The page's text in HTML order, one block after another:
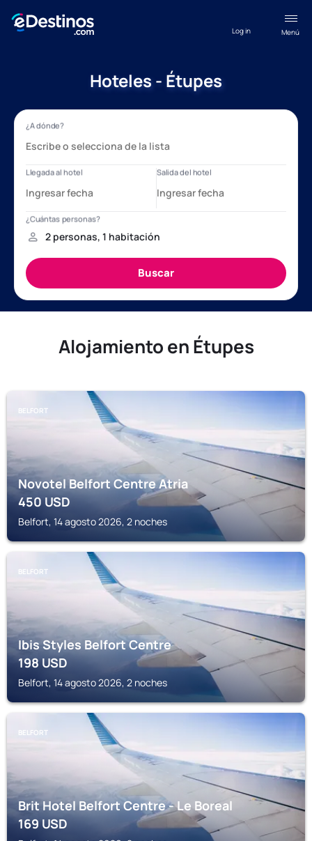
Menú
Log in
Hoteles - Étupes
Alojamiento en Étupes
BELFORT
Novotel Belfort Centre Atria
450USD
Belfort, 14 agosto 2026, 2 noches
BELFORT
Ibis Styles Belfort Centre
198USD
Belfort, 14 agosto 2026, 2 noches
BELFORT
Brit Hotel Belfort Centre - Le Boreal
169USD